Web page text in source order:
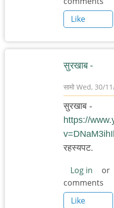
Like
सुरखाब -
सामो Wed, 30/
सुरखाब -
https://
रहस्यपट.
Log in or
comments
Like